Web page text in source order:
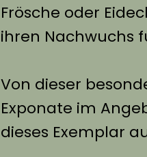
Frösche oder
ihren Nachwuchs
Von dieser
Exponate im
dieses Exemplar